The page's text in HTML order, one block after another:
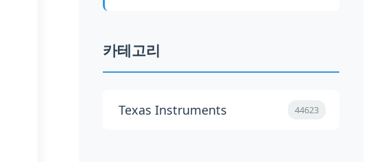
카테고리
Texas Instruments 44623